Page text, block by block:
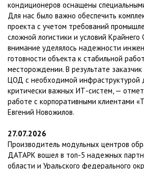
кондиционеров оснащены
Для нас было важно обеспечить
проекта с учетом требований
сложной логистики и условий Крайнего
внимание уделялось надежности
готовности объекта к стабильной
месторождении. В результате
ЦОД с необходимой инфраструктурой
критически важных ИТ-систем, —
работе с корпоративными клиентами
Евгений Новожилов.
27.07.2026
Производитель модульных центров
ДАТАРК вошел в топ-5 надежных
области и Уральского федерального